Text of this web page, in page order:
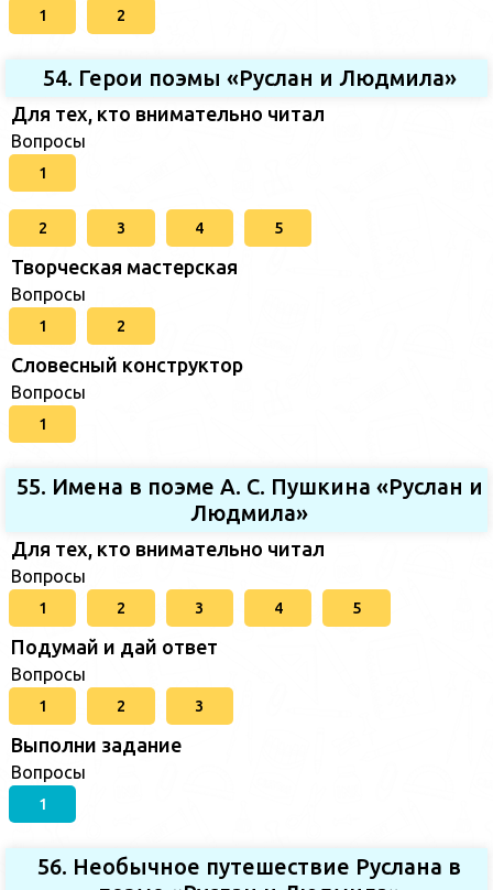
1 2
54. Герои поэмы «Руслан и Людмила»
Для тех, кто внимательно читал
Вопросы
1
2 3 4 5
Творческая мастерская
Вопросы
1 2
Словесный конструктор
Вопросы
1
55. Имена в поэме А. С. Пушкина «Руслан и
Людмила»
Для тех, кто внимательно читал
Вопросы
1 2 3 4 5
Подумай и дай ответ
Вопросы
1 2 3
Выполни задание
Вопросы
1
56. Необычное путешествие Руслана в